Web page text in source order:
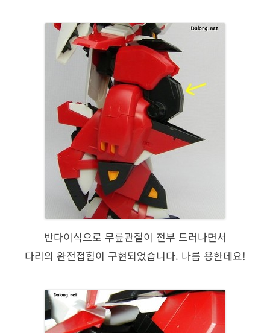
반다이식으로 무릎관절이 전부 드러나면서
다리의 완전접힘이 구현되었습니다. 나름 용한데요!